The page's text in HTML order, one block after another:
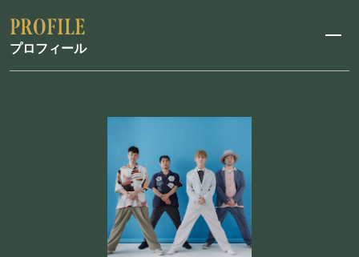
プロフィール